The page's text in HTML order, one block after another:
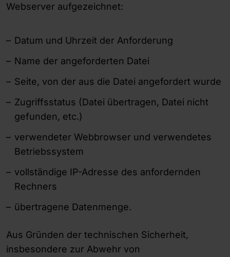
Webserver aufgezeichnet:
Datum und Uhrzeit der Anforderung
Name der angeforderten Datei
Seite, von der aus die Datei angefordert wurde
Zugriffsstatus (Datei übertragen, Datei nicht
gefunden, etc.)
verwendeter Webbrowser und verwendetes
Betriebssystem
vollständige IP-Adresse des anfordernden
Rechners
übertragene Datenmenge.
Aus Gründen der technischen Sicherheit,
insbesondere zur Abwehr von